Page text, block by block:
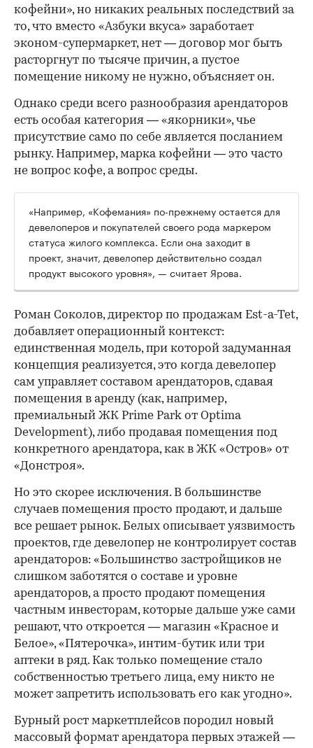
кофейни», но никаких реальных последствий за
то, что вместо «Азбуки вкуса» заработает
эконом-супермаркет, нет — договор мог быть
расторгнут по тысяче причин, а пустое
помещение никому не нужно, объясняет он.
Однако среди всего разнообразия арендаторов
есть особая категория — «якорники», чье
присутствие само по себе является посланием
рынку. Например, марка кофейни — это часто
не вопрос кофе, а вопрос среды.
«Например, «Кофемания» по-прежнему остается для
девелоперов и покупателей своего рода маркером
статуса жилого комплекса. Если она заходит в
проект, значит, девелопер действительно создал
продукт высокого уровня», — считает Ярова.
Роман Соколов, директор по продажам Est-a-Tet,
добавляет операционный контекст:
единственная модель, при которой задуманная
концепция реализуется, это когда девелопер
сам управляет составом арендаторов, сдавая
помещения в аренду (как, например,
премиальный ЖК Prime Park от Optima
Development), либо продавая помещения под
конкретного арендатора, как в ЖК «Остров» от
«Донстроя».
Но это скорее исключения. В большинстве
случаев помещения просто продают, и дальше
все решает рынок. Белых описывает уязвимость
проектов, где девелопер не контролирует состав
арендаторов: «Большинство застройщиков не
слишком заботятся о составе и уровне
арендаторов, а просто продают помещения
частным инвесторам, которые дальше уже сами
решают, что откроется — магазин «Красное и
Белое», «Пятерочка», интим-бутик или три
аптеки в ряд. Как только помещение стало
собственностью третьего лица, ему никто не
может запретить использовать его как угодно».
Бурный рост маркетплейсов породил новый
массовый формат арендатора первых этажей —